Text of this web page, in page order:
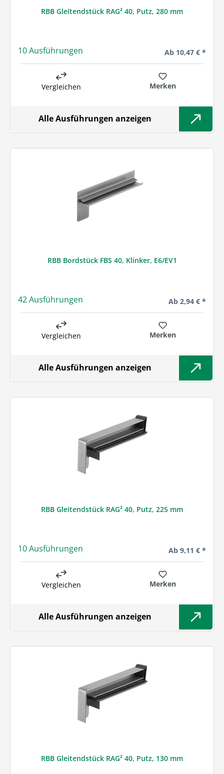
RBB Gleitendstück RAG² 40, Putz, 280 mm
10 Ausführungen Regulärer Preis:
Ab 10,47 € *
Vergleichen Merken
Alle Ausführungen anzeigen
RBB Bordstück FBS 40, Klinker, E6/EV1
42 Ausführungen Regulärer Preis:
Ab 2,94 € *
Vergleichen Merken
Alle Ausführungen anzeigen
RBB Gleitendstück RAG² 40, Putz, 225 mm
10 Ausführungen Regulärer Preis:
Ab 9,11 € *
Vergleichen Merken
Alle Ausführungen anzeigen
RBB Gleitendstück RAG² 40, Putz, 130 mm